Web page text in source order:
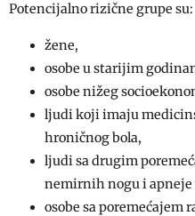
Potencijalno rizične grupe su:
žene,
osobe u starijim
osobe nižeg
ljudi koji imaju
hroničnog bola,
ljudi sa drugim
nemirnih nogu i apneje
osobe sa poremećajem